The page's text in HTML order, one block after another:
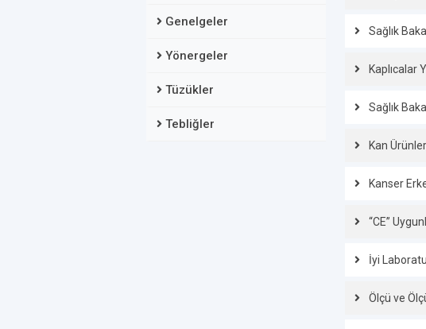
Genelgeler
Yönergeler
Tüzükler
Tebliğler
Sağlık
Kaplıcalar
Sağlık
Kan
Kanser
“CE”
İyi
Ölçü ve